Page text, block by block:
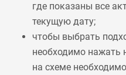
где показаны все
текущую дату;
чтобы выбрать
необходимо нажать
на схеме